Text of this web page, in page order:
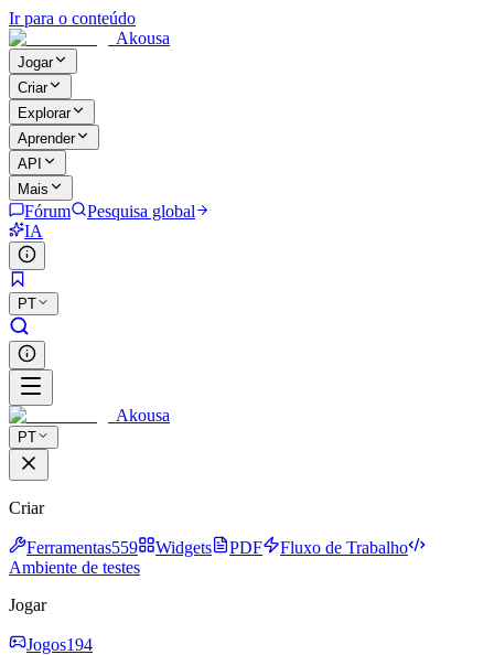
Ir para o conteúdo
Akousa
Jogar
Criar
Explorar
Aprender
API
Mais
Fórum
Pesquisa global
IA
PT
Akousa
PT
Criar
Ferramentas559 Widgets PDF
Fluxo de Trabalho
Ambiente de testes
Jogar
Jogos194